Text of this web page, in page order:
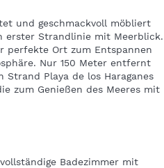
und geschmackvoll möbliert
erster Strandlinie mit Meerblick.
perfekte Ort zum Entspannen
Nur 150 Meter entfernt
Playa de los Haraganes
zum Genießen des Meeres mit
Badezimmer mit